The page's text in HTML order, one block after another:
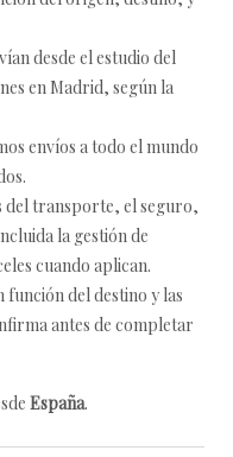
desde el estudio del
en Madrid, según la
envíos a todo el mundo
del transporte, el seguro,
la gestión de
cuando aplican.
función del destino y las
antes de completar
España.